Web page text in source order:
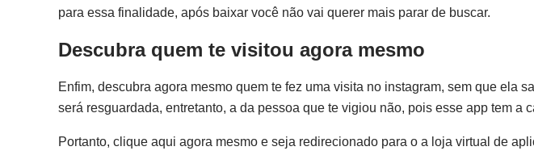
para essa finalidade, após baixar você não vai querer mais parar de buscar.
Descubra quem te visitou agora mesmo
Enfim, descubra agora mesmo quem te fez uma visita no instagram, sem que ela
será resguardada, entretanto, a da pessoa que te vigiou não, pois esse app tem a
Portanto, clique aqui agora mesmo e seja redirecionado para o a loja virtual de